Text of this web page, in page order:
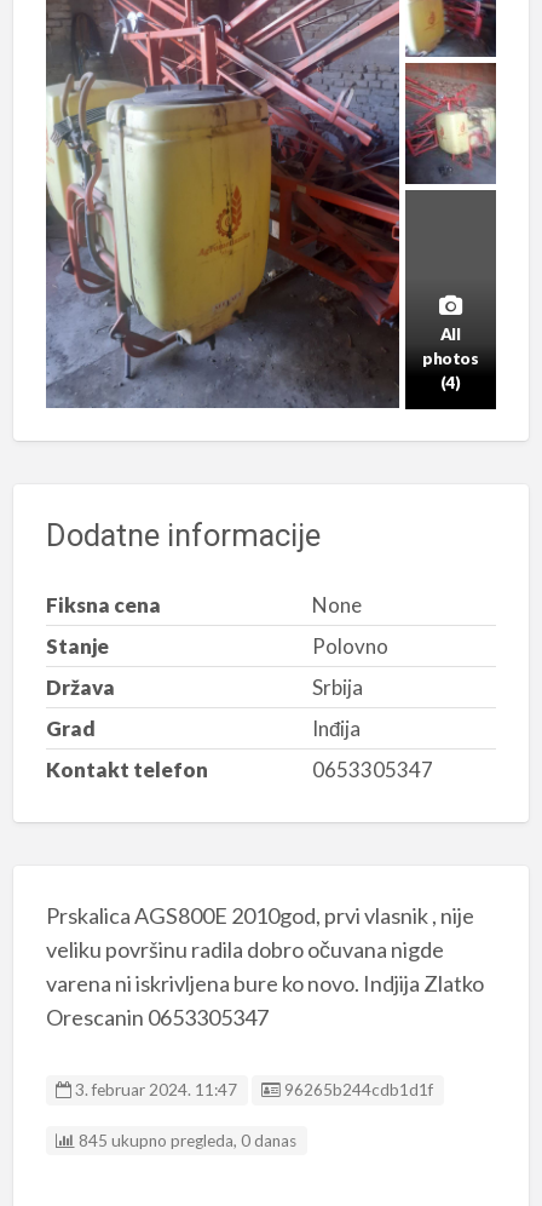
All
photos
(4)
Dodatne informacije
Fiksna cena
None
Stanje
Polovno
Država
Srbija
Grad
Inđija
Kontakt telefon
0653305347
Prskalica AGS800E 2010god, prvi vlasnik , nije
veliku površinu radila dobro očuvana nigde
varena ni iskrivljena bure ko novo. Indjija Zlatko
Orescanin 0653305347
3. februar 2024. 11:47 Listing ID
96265b244cdb1d1f
845 ukupno pregleda, 0 danas